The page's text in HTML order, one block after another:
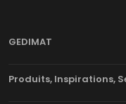
GEDIMAT
Produits, Inspirations,